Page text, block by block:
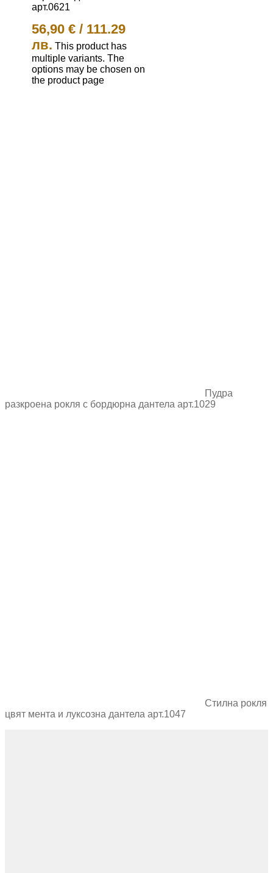
арт.0621
56,90 € / 111.29
лв. This product has
multiple variants. The
options may be chosen on
the product page
Пудра
разкроена рокля с бордюрна дантела арт.1029
Стилна рокля
цвят мента и луксозна дантела арт.1047